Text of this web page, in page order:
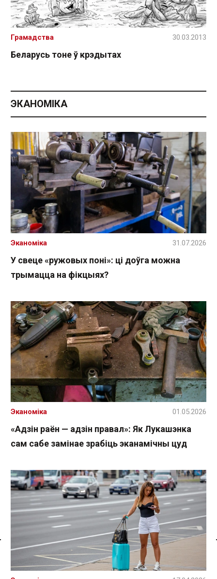
Спасылка без VPN
Беларусь тоне ў крэдытах
Грамадства 30.03.2013
ЭКАНОМІКА
У свеце «ружовых поні»: ці доўга можна
трымацца на фікцыях?
Эканоміка 31.07.2026
«Адзін раён — адзін правал»: Як Лукашэнка
сам сабе замінае зрабіць эканамічны цуд
Эканоміка 01.05.2026